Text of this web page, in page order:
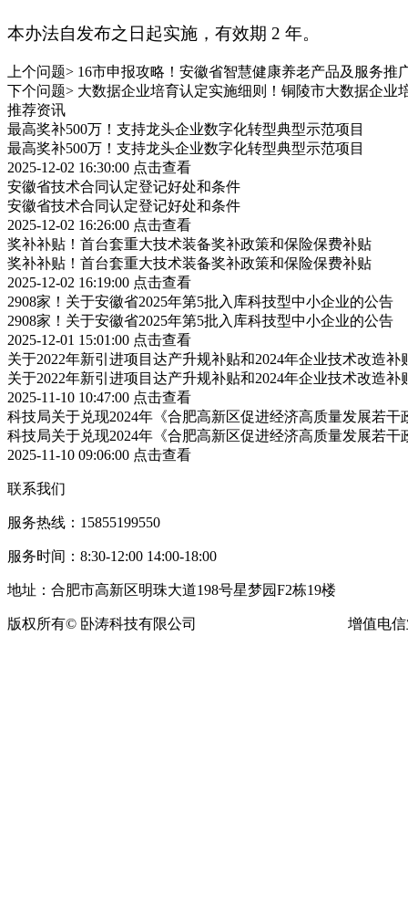
本办法自发布之日起实施，有效期 2 年。
上个问题> 16市申报攻略！安徽省智慧健康养老产品及服务推
下个问题> 大数据企业培育认定实施细则！铜陵市大数据企业
推荐资讯
最高奖补500万！支持龙头企业数字化转型典型示范项目
最高奖补500万！支持龙头企业数字化转型典型示范项目
2025-12-02 16:30:00 点击查看
安徽省技术合同认定登记好处和条件
安徽省技术合同认定登记好处和条件
2025-12-02 16:26:00 点击查看
奖补补贴！首台套重大技术装备奖补政策和保险保费补贴
奖补补贴！首台套重大技术装备奖补政策和保险保费补贴
2025-12-02 16:19:00 点击查看
2908家！关于安徽省2025年第5批入库科技型中小企业的公告
2908家！关于安徽省2025年第5批入库科技型中小企业的公告
2025-12-01 15:01:00 点击查看
关于2022年新引进项目达产升规补贴和2024年企业技术改造
关于2022年新引进项目达产升规补贴和2024年企业技术改造
2025-11-10 10:47:00 点击查看
科技局关于兑现2024年《合肥高新区促进经济高质量发展若
科技局关于兑现2024年《合肥高新区促进经济高质量发展若
2025-11-10 09:06:00 点击查看
联系我们
服务热线：15855199550
服务时间：8:30-12:00 14:00-18:00
地址：合肥市高新区明珠大道198号星梦园F2栋19楼
版权所有© 卧涛科技有限公司 增值电